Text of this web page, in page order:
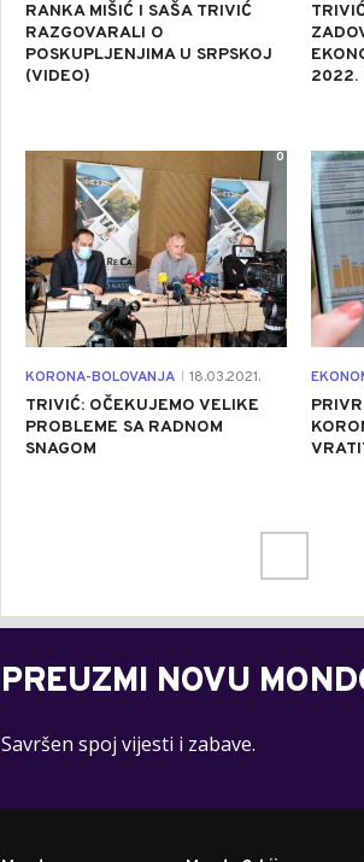
RANKA MIŠIĆ I SAŠA TRIVIĆ
RAZGOVARALI O
POSKUPLJENJIMA U SRPSKOJ
(VIDEO)
2022.
KORONA-BOLOVANJA 18.03.2021.
TRIVIĆ: OČEKUJEMO VELIKE
PROBLEME SA RADNOM
SNAGOM
0
PREUZMI NOVU
Savršen spoj vijesti i zabave.